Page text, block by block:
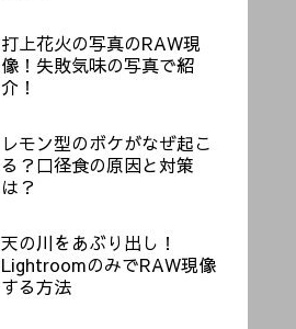
打上花火の写真のRAW現
像！失敗気味の写真で紹
介！
レモン型のボケがなぜ起こ
る？口径食の原因と対策
は？
天の川をあぶり出し！
LightroomのみでRAW現像
する方法